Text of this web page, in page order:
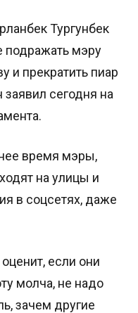
Тургунбек
подражать мэру
и прекратить пиар
сегодня на
время мэры,
на улицы и
в соцсетях, даже
если они
молча, не надо
зачем другие